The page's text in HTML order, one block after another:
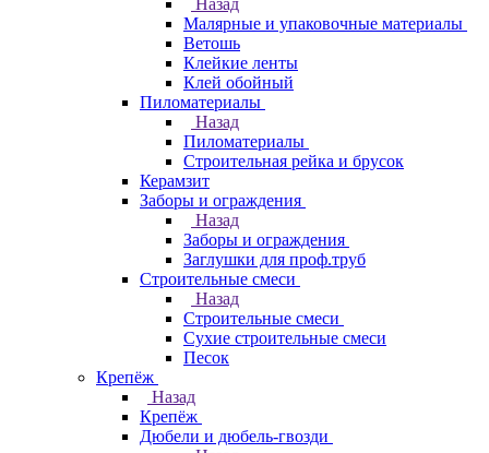
Назад
Малярные и упаковочные материалы
Ветошь
Клейкие ленты
Клей обойный
Пиломатериалы
Назад
Пиломатериалы
Строительная рейка и брусок
Керамзит
Заборы и ограждения
Назад
Заборы и ограждения
Заглушки для проф.труб
Строительные смеси
Назад
Строительные смеси
Сухие строительные смеси
Песок
Крепёж
Назад
Крепёж
Дюбели и дюбель-гвозди